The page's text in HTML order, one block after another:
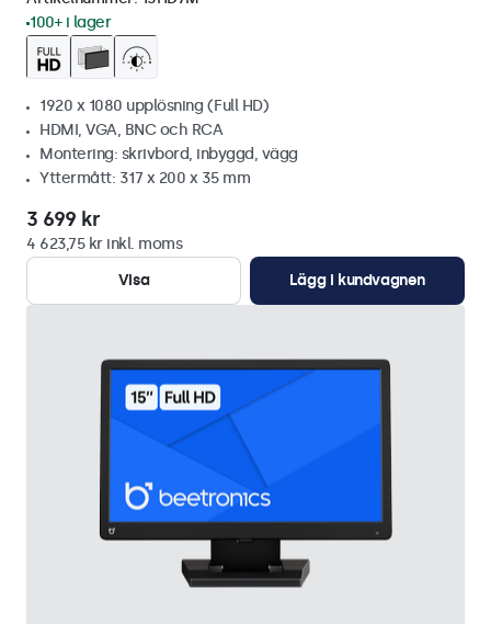
100+ i lager
1920 x 1080 upplösning (Full HD)
HDMI, VGA, BNC och RCA
Montering: skrivbord, inbyggd, vägg
Yttermått: 317 x 200 x 35 mm
3 699 kr
4 623,75 kr inkl. moms
Visa
Lägg i kundvagnen